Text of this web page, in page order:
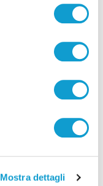
Mostra dettagli